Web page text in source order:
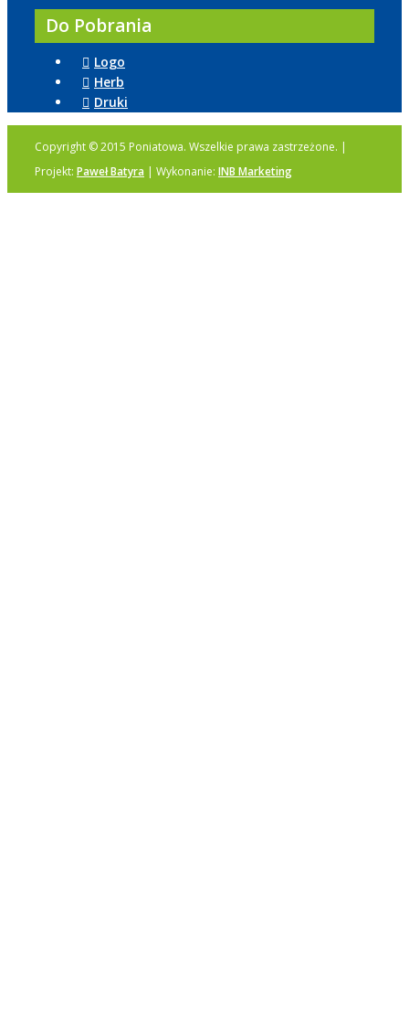
Do Pobrania
Logo
Herb
Druki
Copyright © 2015 Poniatowa. Wszelkie prawa zastrzeżone. |
Projekt: Paweł Batyra | Wykonanie: INB Marketing